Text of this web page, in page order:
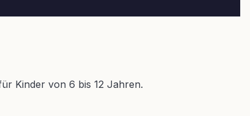
Kinder von 6 bis 12 Jahren.